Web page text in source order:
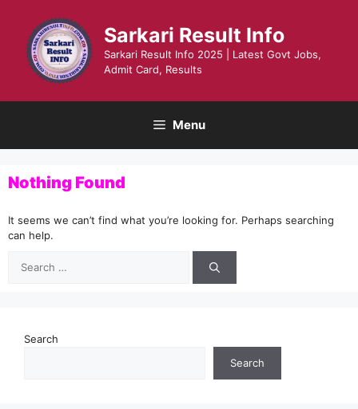
content
Sarkari Result Info
Sarkari Result Info 2025 | Latest Govt Jobs,
Admit Card, Results
Menu
Nothing Found
It seems we can’t find what you’re looking for. Perhaps searching
can help.
for:
Search
Search